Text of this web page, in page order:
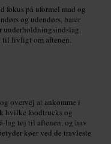
fokus på uformel mad og
og udendørs, barer
underholdningsindslag.
til livligt om aftenen.
overvej at ankomme i
hvilke foodtrucks og
lag tøj til aftenen, og hav
køer ved de travleste